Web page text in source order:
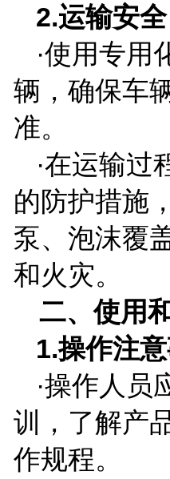
2.运输安全
·使用专用
辆，确保车
准。
·在运输过
的防护措施
泵、泡沫覆
和火灾。
二、使用
1.操作注意
·操作人员
训，了解产
作规程。